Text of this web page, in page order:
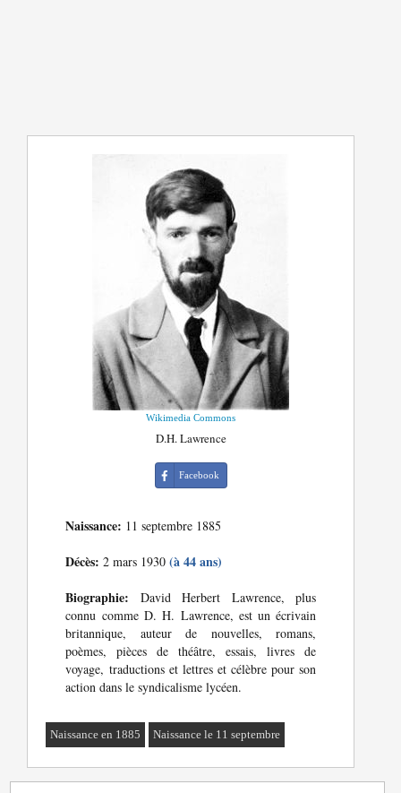
Wikimedia Commons
D.H. Lawrence
Facebook
Naissance: 11 septembre 1885
Décès: 2 mars 1930(à 44 ans)
Biographie: David Herbert Lawrence, plus
connu comme D. H. Lawrence, est un écrivain
britannique, auteur de nouvelles, romans,
poèmes, pièces de théâtre, essais, livres de
voyage, traductions et lettres et célèbre pour son
action dans le syndicalisme lycéen.
Naissance en 1885 Naissance le 11 septembre